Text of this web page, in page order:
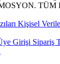
Kişisel
Girişi Sipariş